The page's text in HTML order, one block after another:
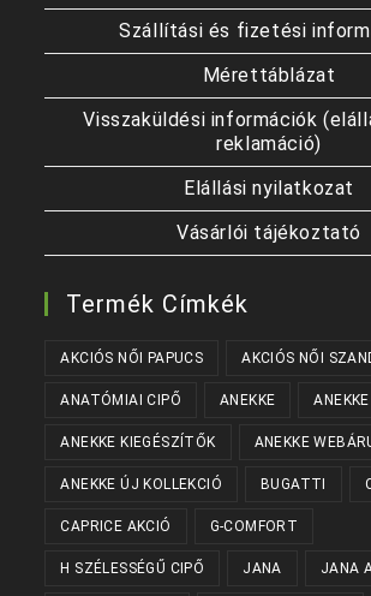
Szállítási és fizetési
Mérettáblázat
Visszaküldési információk
reklamáció)
Elállási nyilatkozat
Vásárlói tájékoztató
Termék Címkék
AKCIÓS NŐI PAPUCS AKCIÓS NŐI
ANATÓMIAI CIPŐ ANEKKE
ANEKKE KIEGÉSZÍTŐK ANEKKE
ANEKKE ÚJ KOLLEKCIÓ BUGATTI
CAPRICE AKCIÓ G-COMFORT
H SZÉLESSÉGŰ CIPŐ JANA JANA